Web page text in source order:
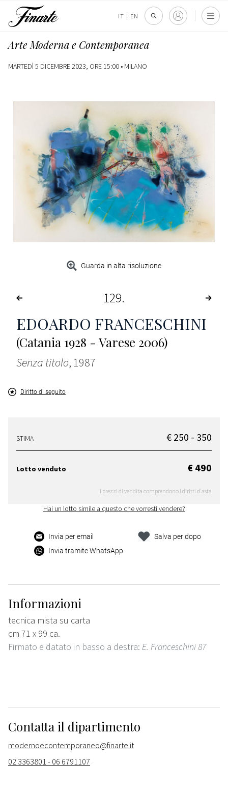
IT | EN
Arte Moderna e Contemporanea
MARTEDÌ 5 DICEMBRE 2023, ORE 15:00 • MILANO
Guarda in alta risoluzione
129
EDOARDO FRANCESCHINI
(Catania 1928 - Varese 2006)
Senza titolo, 1987
Diritto di seguito
STIMA € 250 - 350
Lotto venduto € 490
I prezzi di vendita comprendono i diritti d'asta
Hai un lotto simile a questo che vorresti vendere?
Invia per email
Invia tramite WhatsApp
Salva per dopo
Informazioni
tecnica mista su carta
cm 71 x 99 ca.
Firmato e datato in basso a destra: E. Franceschini 87
Contatta il dipartimento
modernoecontemporaneo@finarte.it
02 3363801 - 06 6791107